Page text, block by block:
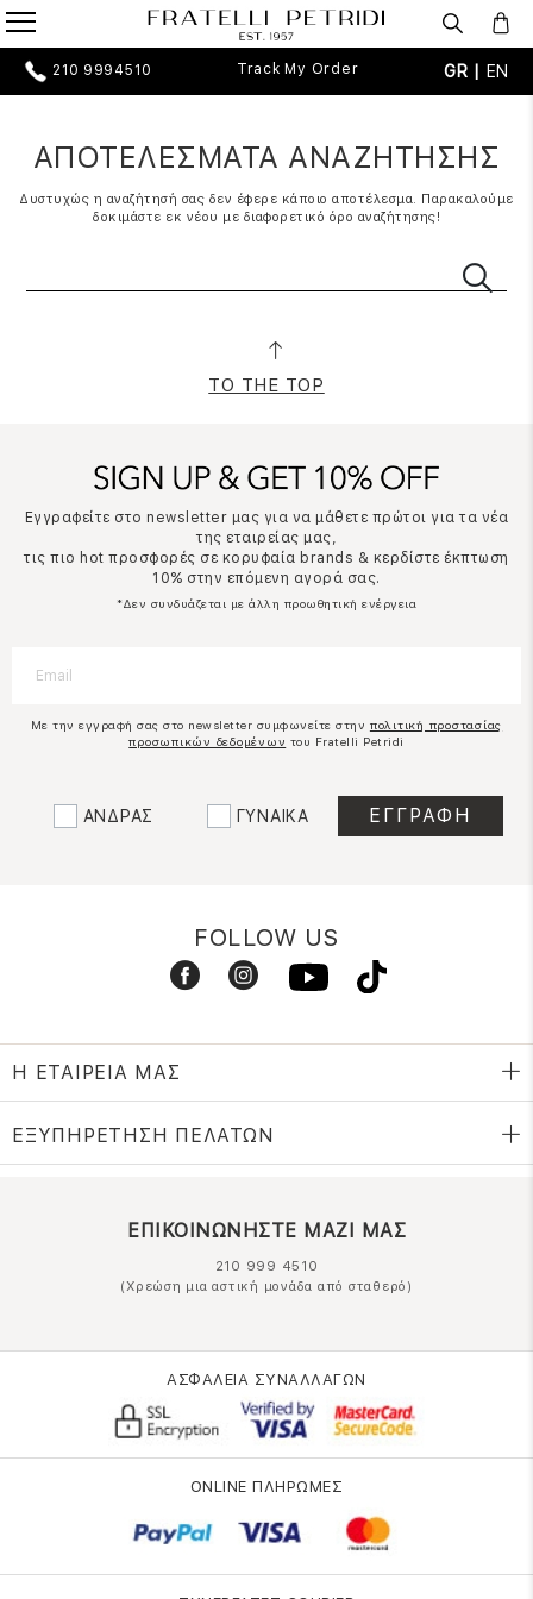
210 9994510 Track My Order GR | EN
ΑΠΟΤΕΛΕΣΜΑΤΑ ΑΝΑΖΗΤΗΣΗΣ
Δυστυχώς η αναζήτησή σας δεν έφερε κάποιο αποτέλεσμα. Παρακαλούμε
δοκιμάστε εκ νέου με διαφορετικό όρο αναζήτησης!
TO THE TOP
Εγγραφείτε στο newsletter μας για να μάθετε πρώτοι για τα νέα
της εταιρείας μας,
τις πιο hot προσφορές σε κορυφαία brands & κερδίστε έκπτωση
10% στην επόμενη αγορά σας.
*Δεν συνδυάζεται με άλλη προωθητική ενέργεια
Με την εγγραφή σας στο newsletter συμφωνείτε στην πολιτική προστασίας
προσωπικών δεδομένων του Fratelli Petridi
ΑΝΔΡΑΣ ΓΥΝΑΙΚΑ
FOLLOW US
Η ΕΤΑΙΡΕΙΑ ΜΑΣ
ΕΞΥΠΗΡΕΤΗΣΗ ΠΕΛΑΤΩΝ
ΕΠΙΚΟΙΝΩΝΗΣΤΕ ΜΑΖΙ ΜΑΣ
210 999 4510
(Χρεώση μια αστική μονάδα από σταθερό)
ΑΣΦΑΛΕΙΑ ΣΥΝΑΛΛΑΓΩΝ
ONLINE ΠΛΗΡΩΜΕΣ